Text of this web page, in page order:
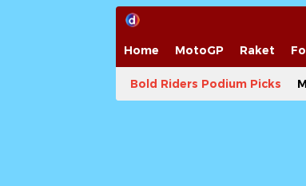
Home MotoGP Raket
Bold Riders Podium Picks